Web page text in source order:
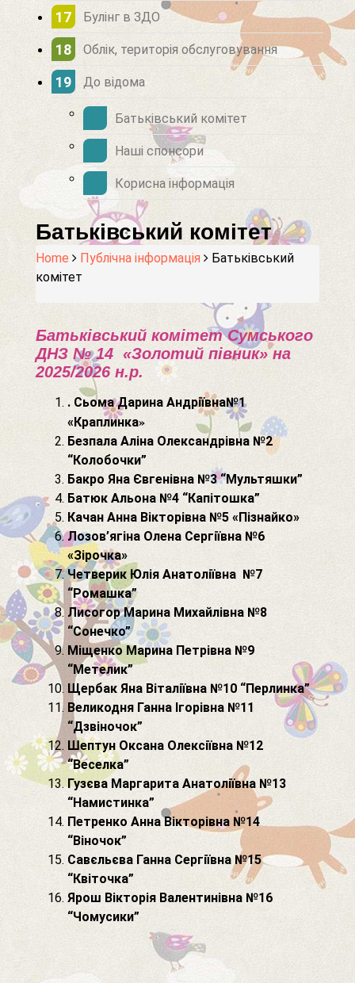
Булінг в ЗДО
Облік, територія обслуговування
До відома
Батьківський комітет
Наші спонсори
Корисна інформація
Батьківський комітет
Home Публічна інформація
Батьківський
комітет
Батьківський комітет Сумського
ДНЗ № 14 «Золотий півник» на
2025/2026 н.р.
. Сьома Дарина Андріївна№1
«Краплинка»
Безпала Аліна Олександрівна №2
“Колобочки”
Бакро Яна Євгенівна №3 “Мультяшки”
Батюк Альона №4 “Капітошка”
Качан Анна Вікторівна №5 «Пізнайко»
Лозов’ягіна Олена Сергіївна №6
«Зірочка»
Четверик Юлія Анатоліївна №7
“Ромашка”
Лисогор Марина Михайлівна №8
“Сонечко”
Міщенко Марина Петрівна №9
“Метелик”
Щербак Яна Віталіївна №10 “Перлинка”
Великодня Ганна Ігорівна №11
“Дзвіночок”
Шептун Оксана Олексіївна №12
“Веселка”
Гузєва Маргарита Анатоліївна №13
“Намистинка”
Петренко Анна Вікторівна №14
“Віночок”
Савєльєва Ганна Сергіївна №15
“Квіточка”
Ярош Вікторія Валентинівна №16
“Чомусики”